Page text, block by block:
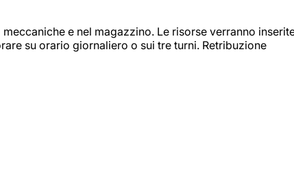
e nel magazzino. Le risorse verranno
su orario giornaliero o sui tre turni. Retribuzione